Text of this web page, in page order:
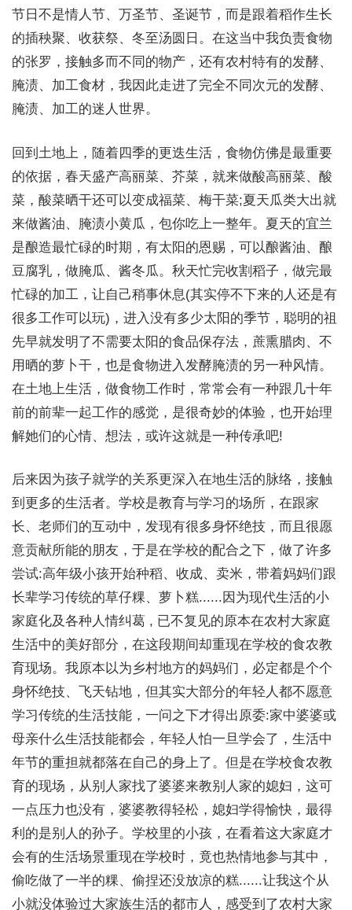
节日不是情人节、万圣节、圣诞节，而是跟着稻作生长
的插秧聚、收获祭、冬至汤圆日。在这当中我负责食物
的张罗，接触多而不同的物产，还有农村特有的发酵、
腌渍、加工食材，我因此走进了完全不同次元的发酵、
腌渍、加工的迷人世界。
回到土地上，随着四季的更迭生活，食物仿佛是最重要
的依据，春天盛产高丽菜、芥菜，就来做酸高丽菜、酸
菜，酸菜晒干还可以变成福菜、梅干菜;夏天瓜类大出就
来做酱油、腌渍小黄瓜，包你吃上一整年。夏天的宜兰
是酿造最忙碌的时期，有太阳的恩赐，可以酿酱油、酿
豆腐乳，做腌瓜、酱冬瓜。秋天忙完收割稻子，做完最
忙碌的加工，让自己稍事休息(其实停不下来的人还是有
很多工作可以玩)，进入没有多少太阳的季节，聪明的祖
先早就发明了不需要太阳的食品保存法，蔗熏腊肉、不
用晒的萝卜干，也是食物进入发酵腌渍的另一种风情。
在土地上生活，做食物工作时，常常会有一种跟几十年
前的前辈一起工作的感觉，是很奇妙的体验，也开始理
解她们的心情、想法，或许这就是一种传承吧!
后来因为孩子就学的关系更深入在地生活的脉络，接触
到更多的生活者。学校是教育与学习的场所，在跟家
长、老师们的互动中，发现有很多身怀绝技，而且很愿
意贡献所能的朋友，于是在学校的配合之下，做了许多
尝试:高年级小孩开始种稻、收成、卖米，带着妈妈们跟
长辈学习传统的草仔粿、萝卜糕......因为现代生活的小
家庭化及各种人情纠葛 , 已不复见的原本在农村大家庭
生活中的美好部分，在这段期间却重现在学校的食农教
育现场。我原本以为乡村地方的妈妈们，必定都是个个
身怀绝技、飞天钻地，但其实大部分的年轻人都不愿意
学习传统的生活技能，一问之下才得出原委:家中婆婆或
母亲什么生活技能都会，年轻人怕一旦学会了，生活中
年节的重担就都落在自己的身上了。但是在学校食农教
育的现场，从别人家找了婆婆来教别人家的媳妇，这可
一点压力也没有，婆婆教得轻松，媳妇学得愉快，最得
利的是别人的孙子。学校里的小孩，在看着这大家庭才
会有的生活场景重现在学校时，竟也热情地参与其中，
偷吃做了一半的粿、偷捏还没放凉的糕......让我这个从
小就没体验过大家族生活的都市人，感受到了农村大家